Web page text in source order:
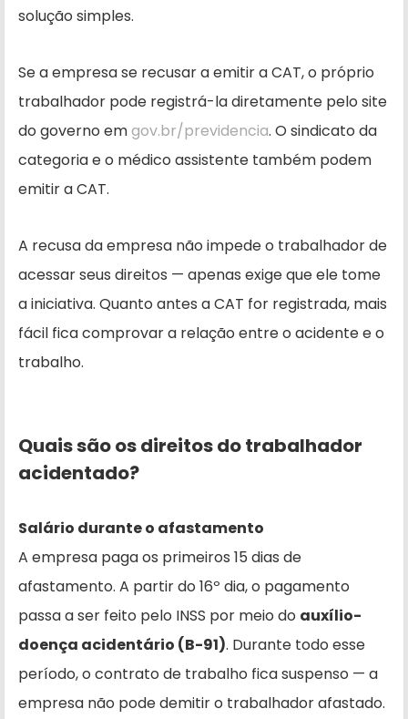
solução simples.
Se a empresa se recusar a emitir a CAT, o próprio
trabalhador pode registrá-la diretamente pelo site
do governo emgov.br/previdencia. O sindicato da
categoria e o médico assistente também podem
emitir a CAT.
A recusa da empresa não impede o trabalhador de
acessar seus direitos — apenas exige que ele tome
a iniciativa. Quanto antes a CAT for registrada, mais
fácil fica comprovar a relação entre o acidente e o
trabalho.
Quais são os direitos do trabalhador
acidentado?
Salário durante o afastamento
A empresa paga os primeiros 15 dias de
afastamento. A partir do 16º dia, o pagamento
passa a ser feito pelo INSS por meio do auxílio-
doença acidentário (B-91). Durante todo esse
período, o contrato de trabalho fica suspenso — a
empresa não pode demitir o trabalhador afastado.